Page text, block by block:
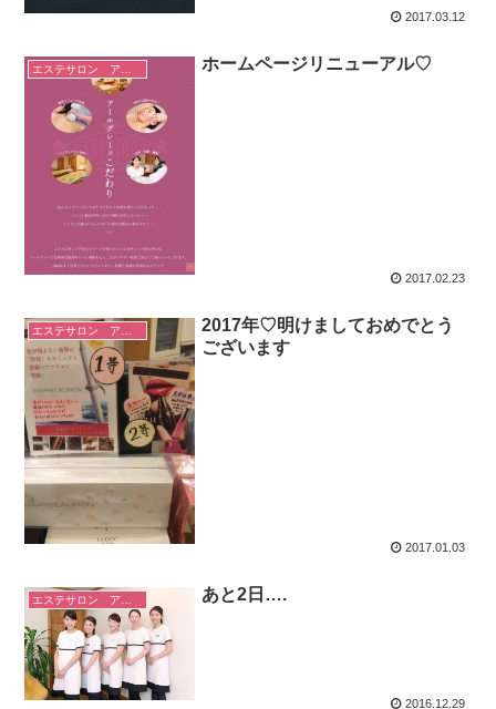
2017.03.12
エステサロン アールグレーのこと ホームページリニューアル♡
2017.02.23
2017年♡明けましておめでとう
ございます
2017.01.03
エステサロン アールグレーのこと あと2日….
2016.12.29